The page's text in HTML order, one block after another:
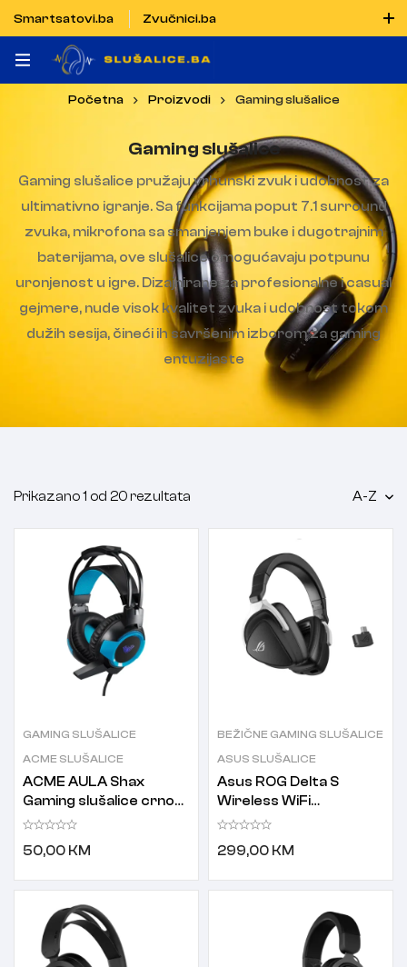
Smartsatovi.ba
Zvučnici.ba
Naručiti možete i porukom putem Vibera i WhatsAppa
Početna Proizvodi Gaming slušalice
Gaming slušalice
Gaming slušalice pružaju vrhunski zvuk i udobnost za
ultimativno igranje. Sa funkcijama poput 7.1 surround
zvuka, mikrofona sa smanjenjem buke i dugotrajnim
baterijama, ove slušalice omogućavaju potpunu
uronjenost u igre. Dizajnirane za profesionalne i casual
gejmere, nude visok kvalitet zvuka i udobnost tokom
dužih sesija, čineći ih savršenim izborom za gaming
entuzijaste
Prikazano 1 od 20 rezultata A-Z
GAMING SLUŠALICE
ACME SLUŠALICE
ACME AULA Shax
Gaming slušalice crno
plave
50,00 KM
BEŽIČNE GAMING SLUŠALICE
ASUS SLUŠALICE
Asus ROG Delta S
Wireless WiFi
Bluetooth slušalice
299,00 KM